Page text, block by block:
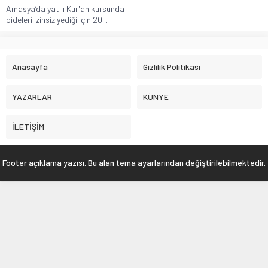
Amasya’da yatılı Kur'an kursunda
pideleri izinsiz yediği için 20...
Anasayfa Gizlilik Politikası
YAZARLAR KÜNYE
İLETİŞİM
Footer açıklama yazısı. Bu alan tema ayarlarından değiştirilebilmektedir.